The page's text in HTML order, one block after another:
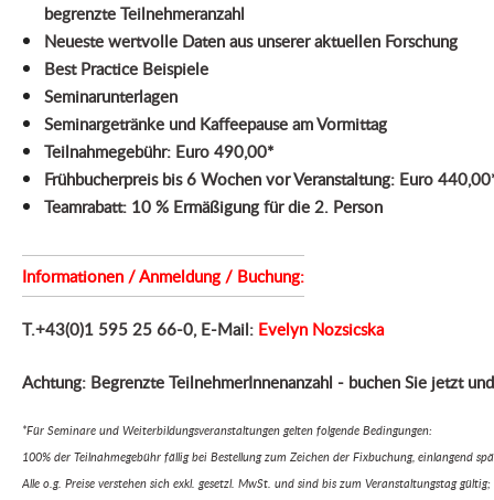
begrenzte Teilnehmeranzahl
Neueste wertvolle Daten aus unserer aktuellen Forschung
Best Practice Beispiele
Seminarunterlagen
Seminargetränke und Kaffeepause am Vormittag
Teilnahmegebühr: Euro 490,00*
Frühbucherpreis bis 6 Wochen vor Veranstaltung: Euro
Teamrabatt: 10 % Ermäßigung für die 2. Person
Informationen / Anmeldung / Buchung:
T.+43(0)1 595 25 66-0, E-Mail: Evelyn Nozsicska
Achtung: Begrenzte TeilnehmerInnenanzahl - buchen Sie jetzt
*Für Seminare und Weiterbildungsveranstaltungen gelten folgende Bedingungen:
100% der Teilnahmegebühr fällig bei Bestellung zum Zeichen der Fixbuchung, einlangend
Alle o.g. Preise verstehen sich exkl. gesetzl. MwSt. und sind bis zum Veranstaltungstag